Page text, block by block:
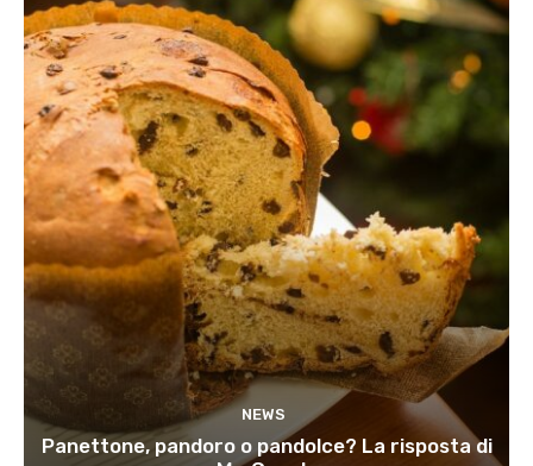
NEWS
Panettone, pandoro o pandolce? La risposta di